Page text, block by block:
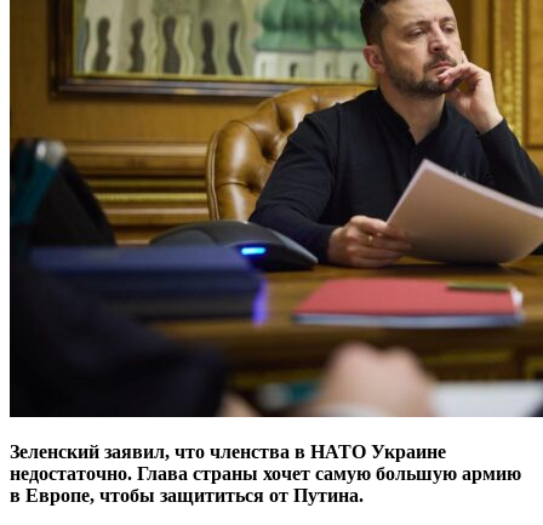
Зеленский заявил, что членства в НАТО Украине
недостаточно. Глава страны хочет самую большую армию
в Европе, чтобы защититься от Путина.